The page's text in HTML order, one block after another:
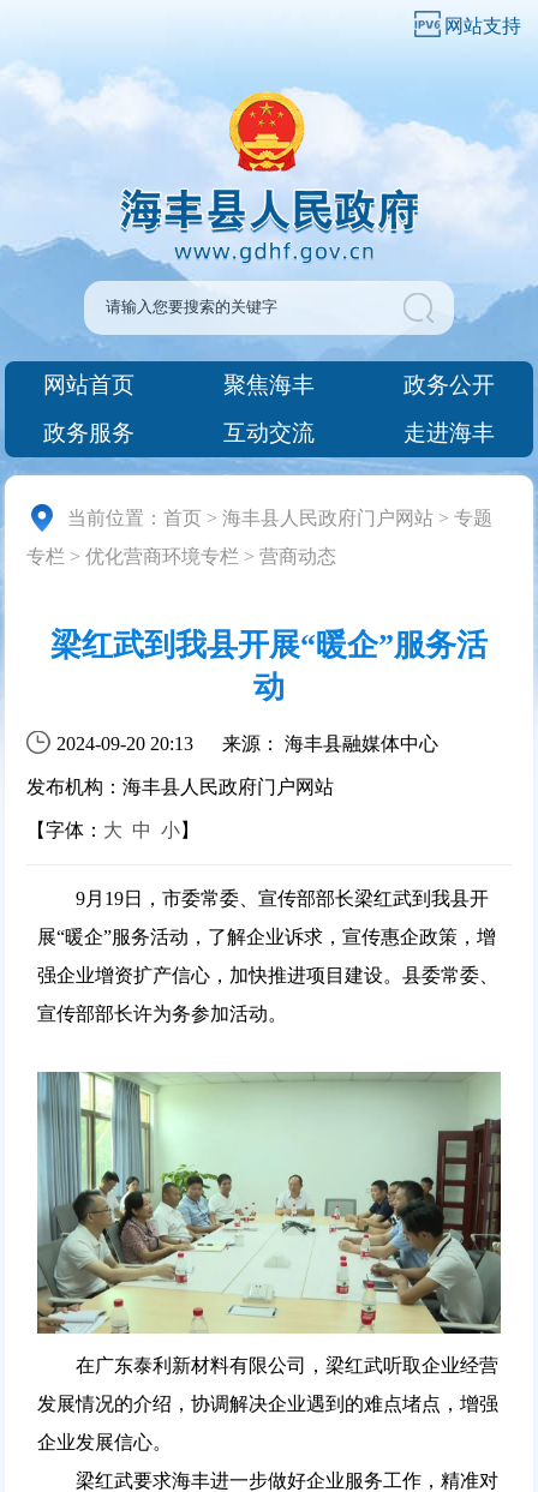
网站支持
网站首页 聚焦海丰
政务公开
政务服务
互动交流 走进海丰
当前位置：首页 >海丰县人民政府门户网站 >专题
专栏 >优化营商环境专栏 >营商动态
梁红武到我县开展“暖企”服务活
动
2024-09-20 20:13 来源： 海丰县融媒体中心
发布机构：海丰县人民政府门户网站
【字体： 大 中 小】
9月19日，市委常委、宣传部部长梁红武到我县开
展“暖企”服务活动，了解企业诉求，宣传惠企政策，增
强企业增资扩产信心，加快推进项目建设。县委常委、
宣传部部长许为务参加活动。
在广东泰利新材料有限公司，梁红武听取企业经营
发展情况的介绍，协调解决企业遇到的难点堵点，增强
企业发展信心。
梁红武要求海丰进一步做好企业服务工作，精准对